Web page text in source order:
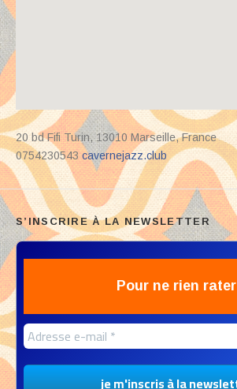
Address
20 bd Fifi Turin,13010 Marseille,France
0754230543 cavernejazz.club
S’INSCRIRE À LA NEWSLETTER
Pour ne rien rater